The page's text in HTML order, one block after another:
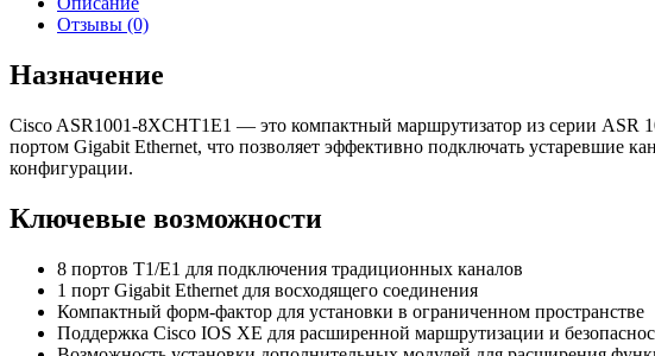
Отзывы (0)
Назначение
Cisco ASR1001-8XCHT1E1 — это компактный маршрутизатор из серии ASR
портом Gigabit Ethernet, что позволяет эффективно подключать устаревшие
конфигурации.
Ключевые возможности
8 портов T1/E1 для подключения традиционных каналов
1 порт Gigabit Ethernet для восходящего соединения
Компактный форм-фактор для установки в ограниченном пространстве
Поддержка Cisco IOS XE для расширенной маршрутизации и